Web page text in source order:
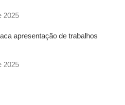
2025
apresentação de trabalhos
2025